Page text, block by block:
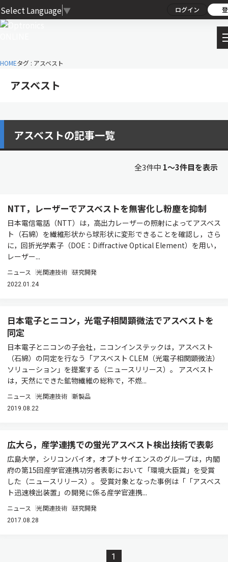
Select Language ▼ ログイン
HOMEタグ : アスベスト
アスベスト
アスベストの記事一覧
全3件中 1〜3件目を表示
NTT，レーザーでアスベストを無害化し粉塵を抑制
日本電信電話（NTT）は，高出力レーザーの照射によってアスベス
ト（石綿）を繊維形状から球形状に変形できることを確認し，さら
に，回折光学素子（DOE：Diffractive Optical Element）を用い，
レーザー...
ニュース 光関連技術 研究開発
2022.01.24
日本電子とニコン，光電子相関顕微法でアスベストを
同定
日本電子とニコンの子会社，ニコンインステックは，アスベスト
（石綿）の同定を行なう「アスベスト CLEM（光電子相関顕微法）
ソリューション」を提案する（ニュースリリース）。 アスベスト
は，天然にできた鉱物繊維の総称で，不燃...
ニュース 光関連技術 新製品
2019.08.22
広大ら，産学連携での蛍光アスベスト検出技術で表彰
広島大学，シリコンバイオ，オプトサイエンスのグループは，内閣
府の第15回産学官連携功労者表彰において「環境大臣賞」を受賞
した（ニュースリリース）。 受賞対象となった事例は「「アスベス
ト迅速検出装置」の開発に係る産学官連携...
ニュース 光関連技術 研究開発
2017.08.28
1